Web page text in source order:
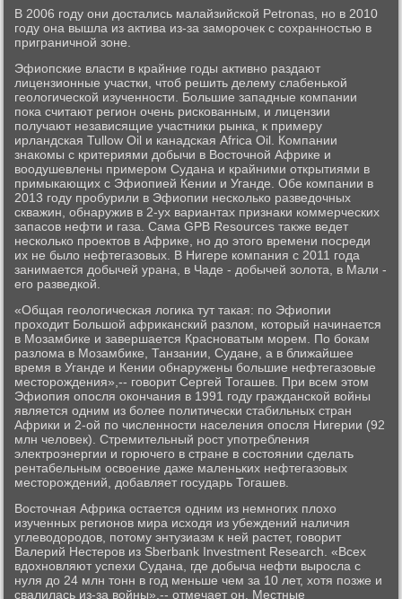
В 2006 году они достались малайзийской Petronas, но в 2010
году она вышла из актива из-за заморочек с сохранностью в
приграничной зоне.
Эфиопские власти в крайние годы активно раздают
лицензионные участки, чтоб решить делему слабенькой
геологической изученности. Большие западные компании
пока считают регион очень рискованным, и лицензии
получают независящие участники рынка, к примеру
ирландская Tullow Oil и канадская Africa Oil. Компании
знакомы с критериями добычи в Восточной Африке и
воодушевлены примером Судана и крайними открытиями в
примыкающих с Эфиопией Кении и Уганде. Обе компании в
2013 году пробурили в Эфиопии несколько разведочных
скважин, обнаружив в 2-ух вариантах признаки коммерческих
запасов нефти и газа. Сама GPB Resources также ведет
несколько проектов в Африке, но до этого времени посреди
их не было нефтегазовых. В Нигере компания с 2011 года
занимается добычей урана, в Чаде - добычей золота, в Мали -
его разведкой.
«Общая геологическая логика тут такая: по Эфиопии
проходит Большой африканский разлом, который начинается
в Мозамбике и завершается Красноватым морем. По бокам
разлома в Мозамбике, Танзании, Судане, а в ближайшее
время в Уганде и Кении обнаружены большие нефтегазовые
месторождения»,-- говорит Сергей Тогашев. При всем этом
Эфиопия опосля окончания в 1991 году гражданской войны
является одним из более политически стабильных стран
Африки и 2-ой по численности населения опосля Нигерии (92
млн человек). Стремительный рост употребления
электроэнергии и горючего в стране в состоянии сделать
рентабельным освоение даже маленьких нефтегазовых
месторождений, добавляет государь Тогашев.
Восточная Африка остается одним из немногих плохо
изученных регионов мира исходя из убеждений наличия
углеводородов, потому энтузиазм к ней растет, говорит
Валерий Нестеров из Sberbank Investment Research. «Всех
вдохновляют успехи Судана, где добыча нефти выросла с
нуля до 24 млн тонн в год меньше чем за 10 лет, хотя позже и
свалилась из-за войны»,-- отмечает он. Местные